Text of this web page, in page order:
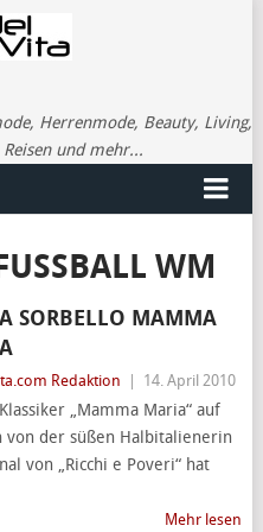
Herrenmode, Beauty, Living,
und mehr...
WM
SORBELLO MAMMA
Redaktion 14. April 2010
„Mamma Maria“ auf
von der süßen Halbitalienerin
von „Ricchi e Poveri“ hat
Mehr lesen